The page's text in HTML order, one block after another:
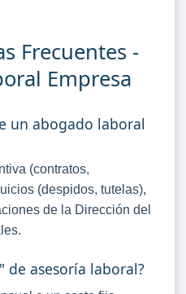
Frecuentes -
Empresa
un abogado laboral
(contratos,
(despidos, tutelas),
de la Dirección del
de asesoría laboral?